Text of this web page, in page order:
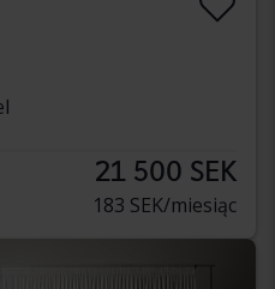
21 500 SEK
183 SEK/miesiąc